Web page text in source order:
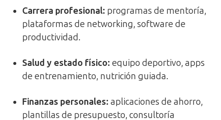
Carrera profesional: programas de mentoría,
plataformas de networking, software de
productividad.
Salud y estado físico: equipo deportivo, apps
de entrenamiento, nutrición guiada.
Finanzas personales: aplicaciones de ahorro,
plantillas de presupuesto, consultoría